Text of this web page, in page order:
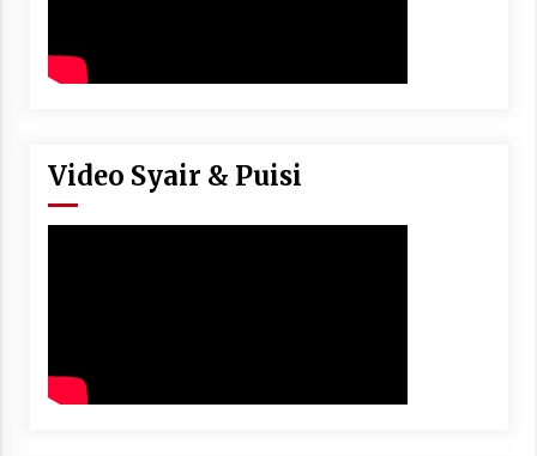
Video Syair & Puisi